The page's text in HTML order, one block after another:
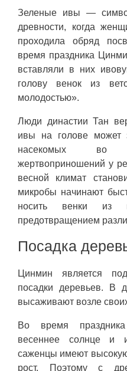
Зеленые ивы —
древности, когда
проходила обряд
время праздника
вставляли в них
голову венок из
молодостью».
Люди династии Тан
ивы на голове может
насекомых во
жертвоприношений у
весной климат
микробы начинают
носить венки из
предотвращением
Посадка
Цинмин является
посадки деревьев. В
высаживают возле
Во время
весеннее солнце и
саженцы имеют
рост. Поэтому с